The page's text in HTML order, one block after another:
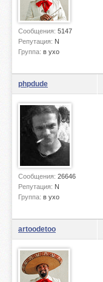
Сообщения: 5147
Репутация: N
Группа: в ухо
phpdude
Сообщения: 26646
Репутация: N
Группа: в ухо
artoodetoo